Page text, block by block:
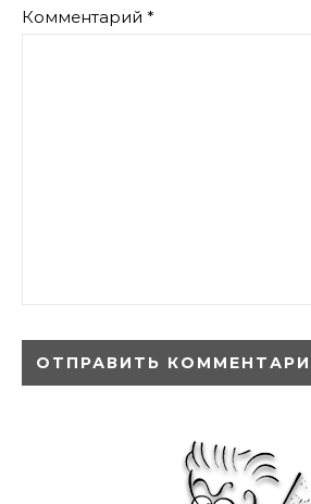
Комментарий *